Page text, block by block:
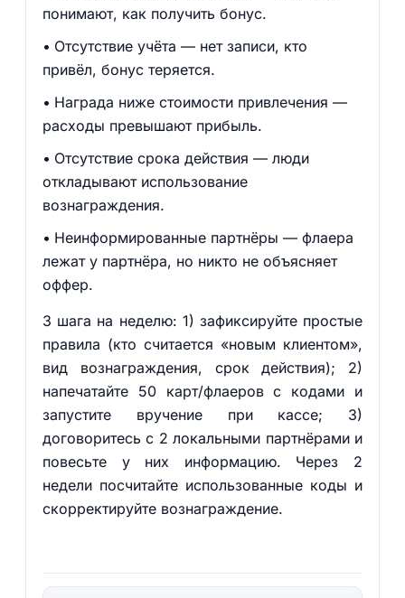
понимают, как получить бонус.
Отсутствие учёта — нет записи, кто
привёл, бонус теряется.
Награда ниже стоимости привлечения —
расходы превышают прибыль.
Отсутствие срока действия — люди
откладывают использование
вознаграждения.
Неинформированные партнёры — флаера
лежат у партнёра, но никто не объясняет
оффер.
3 шага на неделю: 1) зафиксируйте простые
правила (кто считается «новым клиентом»,
вид вознаграждения, срок действия); 2)
напечатайте 50 карт/флаеров с кодами и
запустите вручение при кассе; 3)
договоритесь с 2 локальными партнёрами и
повесьте у них информацию. Через 2
недели посчитайте использованные коды и
скорректируйте вознаграждение.